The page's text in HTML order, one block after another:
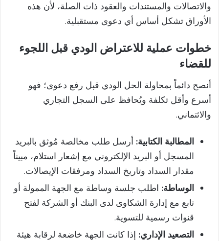
والاتصالات والمستندات والعقود ذات الصلة، لأن هذه
الأوراق تشكل أساس أي دعوى مستقبلية.
خطوات عملية للاعتراض الودي قبل اللجوء
للقضاء
أنصح دائماً بمحاولة الحل الودي قبل رفع دعوى؛ فهو
أسرع وأقل تكلفة ويُحافظ على السجل التجاري
والائتماني.
المطالبة الكتابية: أرسل طلب مخالصة مُوثق بالبريد
المسجل أو البريد الإلكتروني مع إشعار استلام، مبيناً
مقدار السداد وتاريخ السداد ومرفقات الإيصالات.
الوساطة: اطلب جلسة وساطة مع الجهة الممولة أو
تابع مع إدارة الشكاوى لدى البنك أو الشركة لفتح
قنوات رسمية للتسوية.
التصعيد الإداري: إذا كانت الجهة خاضعة لرقابة هيئة